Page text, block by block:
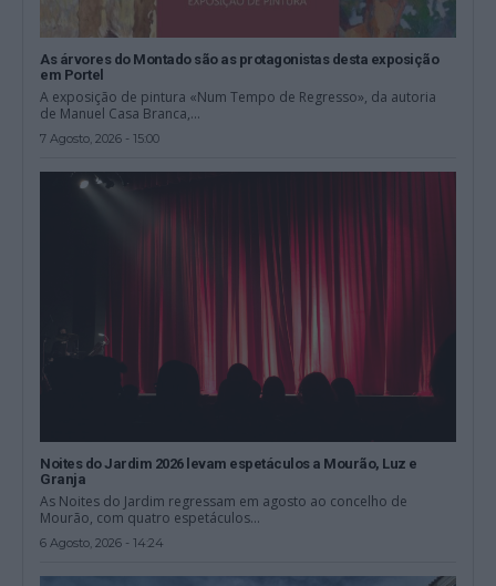
As árvores do Montado são as protagonistas desta exposição
em Portel
A exposição de pintura «Num Tempo de Regresso», da autoria
de Manuel Casa Branca,...
7 Agosto, 2026 - 15:00
Noites do Jardim 2026 levam espetáculos a Mourão, Luz e
Granja
As Noites do Jardim regressam em agosto ao concelho de
Mourão, com quatro espetáculos...
6 Agosto, 2026 - 14:24